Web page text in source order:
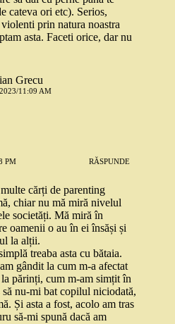
cateva ori etc). Serios,
prin natura noastra
asta. Faceti orice, dar nu
Grecu
11:09 AM
PM RĂSPUNDE
cărți de parenting
chiar nu mă miră nivelul
societăți. Mă miră în
oamenii o au în ei însăși și
la alții.
treaba asta cu bătaia.
gândit la cum m-a afectat
părinți, cum m-am simțit în
să nu-mi bat copilul niciodată,
Și asta a fost, acolo am tras
să-mi spună dacă am